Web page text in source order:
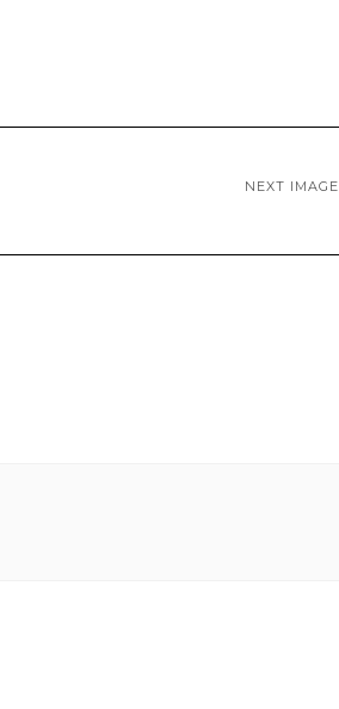
NEXT IMAGE